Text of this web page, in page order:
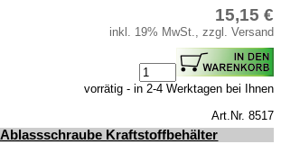
15,15 €
inkl. 19% MwSt., zzgl. Versand
vorrätig - in 2-4 Werktagen bei Ihnen
Art.Nr. 8517
Kraftstoffbehälter